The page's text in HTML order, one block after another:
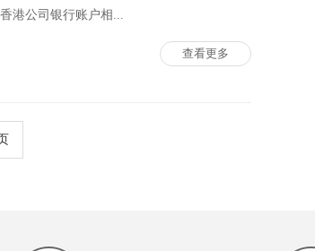
港公司银行账户相...
查看更多